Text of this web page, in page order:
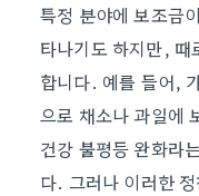
특정 분야에 보조금
타나기도 하지만, 때
합니다. 예를 들어,
으로 채소나 과일에
건강 불평등 완화라
다. 그러나 이러한